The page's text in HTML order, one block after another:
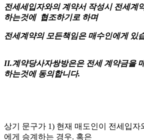
전세세입자와의 계약서 작성시 전세계
하는것에 협조하기로 하며
전세계약의 모든책임은 매수인에게 있
II.계약당사자쌍방은은 전세 계약금을
하는것에 동의합니다.
상기 문구가 1) 현재 매도인이 전세입자
에게 승계하는 경우. 혹은